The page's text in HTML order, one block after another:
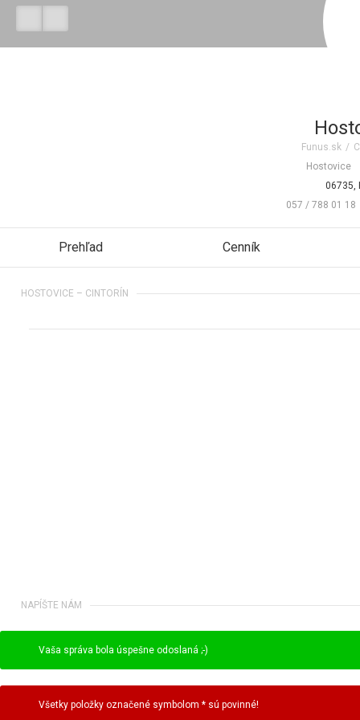
Funus.sk /
Hostovice
06735,
057 / 788 01 18
Prehľad Cenník
HOSTOVICE – CINTORÍN
NAPÍŠTE NÁM
Vaša správa bola úspešne odoslaná ;-)
Všetky položky označené symbolom * sú povinné!